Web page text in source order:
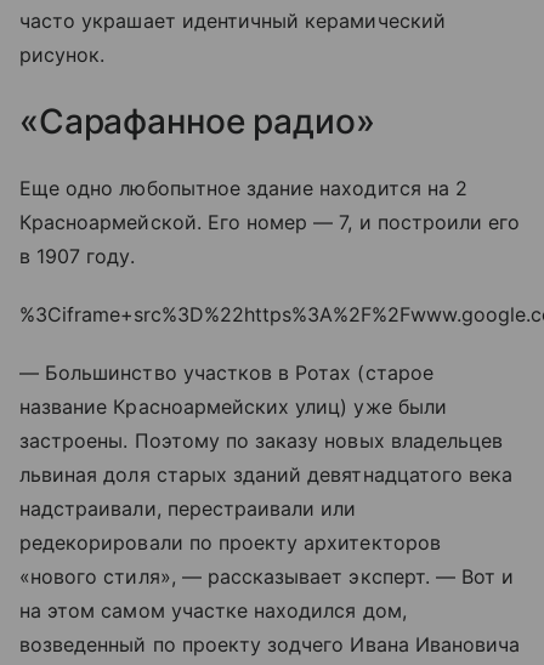
часто украшает идентичный керамический
рисунок.
«Сарафанное радио»
Еще одно любопытное здание находится на 2
Красноармейской. Его номер — 7, и построили его
в 1907 году.
— Большинство участков в Ротах (старое
название Красноармейских улиц) уже были
застроены. Поэтому по заказу новых владельцев
львиная доля старых зданий девятнадцатого века
надстраивали, перестраивали или
редекорировали по проекту архитекторов
«нового стиля», — рассказывает эксперт. — Вот и
на этом самом участке находился дом,
возведенный по проекту зодчего Ивана Ивановича